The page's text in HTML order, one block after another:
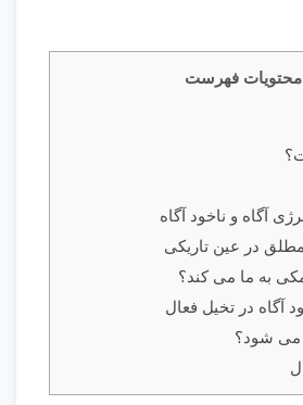
محتویات فهرست